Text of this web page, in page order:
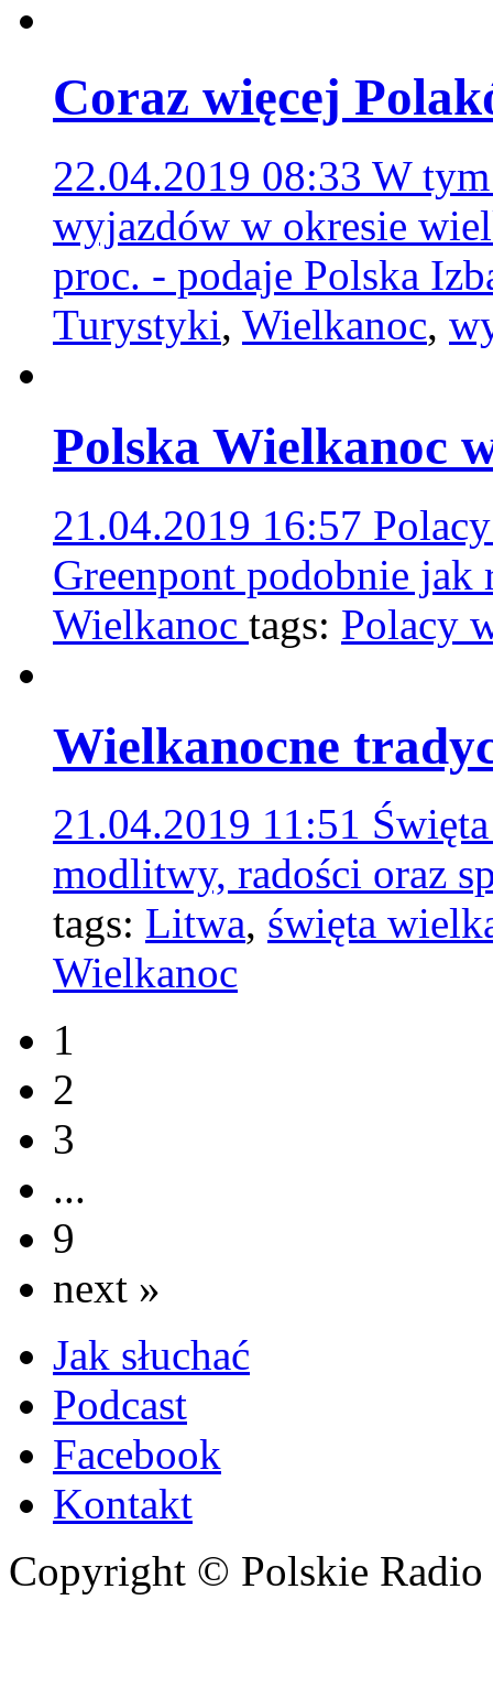
Coraz więcej
22.04.2019 08:33 W
wyjazdów w okresie
proc. - podaje Polska
Turystyki, Wielkanoc,
Polska Wielkanoc
21.04.2019 16:57
Greenpont podobnie
Wielkanoc tags: Polacy
Wielkanocne
21.04.2019 11:51
modlitwy, radości oraz
tags: Litwa, święta
Wielkanoc
1
2
3
...
9
next »
Jak słuchać
Podcast
Facebook
Kontakt
Copyright © Polskie